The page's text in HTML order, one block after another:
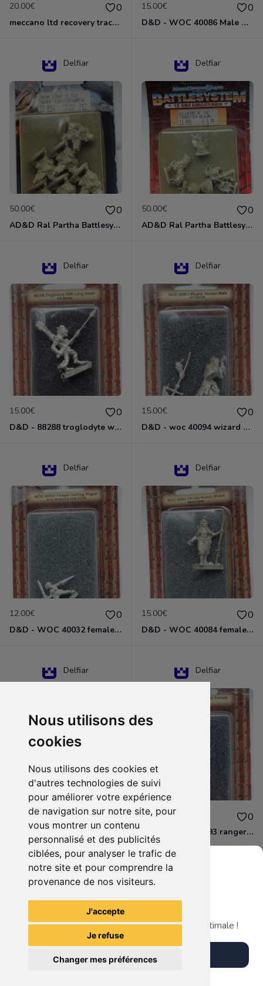
Nous utilisons des
cookies
Nous utilisons des cookies et
d'autres technologies de suivi
pour améliorer votre expérience
de navigation sur notre site, pour
vous montrer un contenu
personnalisé et des publicités
ciblées, pour analyser le trafic de
notre site et pour comprendre la
provenance de nos visiteurs.
J'accepte
Je refuse
Changer mes préférences
20.00€ 0
meccano ltd recovery tractor N°661
15.00€ 0
D&D - WOC 40086 Male Dwarven Cleric Miniature - Donjons Dragons
Delfiar
50.00€ 0
AD&D Ral Partha Battlesystem Miniatures Pack Iron Lord Dwarf Crossbowmen 11-854
Delfiar
50.00€ 0
AD&D Ral Partha Battlesystem Villains/Forgotten Realms 11-955 Miniatures
Delfiar
15.00€ 0
D&D - 88288 troglodyte with long Miniature - Donjons Dragons
Delfiar
15.00€ 0
D&D - woc 40094 wizard human male Miniature - Donjons Dragons
Delfiar
12.00€ 0
D&D - WOC 40032 female halfling rogue Miniature - Donjons Dragons
Delfiar
15.00€ 0
D&D - WOC 40084 female human wizard Miniature - Donjons Dragons
Delfiar
15.00€ 0
D&D - 88286 paladin human male Miniature - Donjons Dragons
Delfiar
12.00€ 0
D&D - WOC 40093 ranger human female Miniature - Donjons Dragons
Voir tous les articles du vendeur
Grenier du Geek
Télécharge notre app pour une expérience optimale !
Télécharger l'app